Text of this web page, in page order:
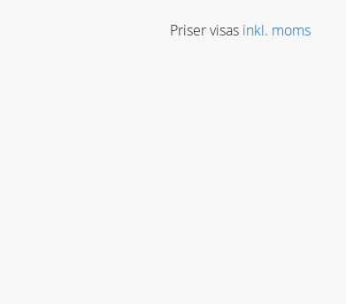
Priser visas inkl. moms